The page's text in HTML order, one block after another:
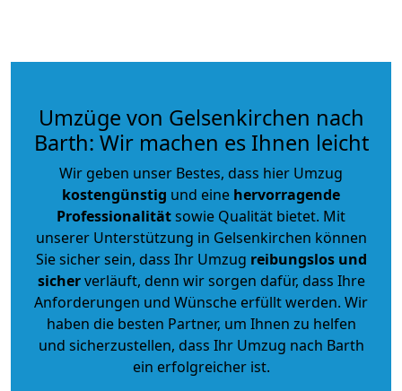
Umzüge von Gelsenkirchen nach
Barth: Wir machen es Ihnen leicht
Wir geben unser Bestes, dass hier Umzug
kostengünstig und eine hervorragende
Professionalitätsowie Qualität bietet. Mit
unserer Unterstützung in Gelsenkirchen können
Sie sicher sein, dass Ihr Umzug reibungslos und
sicherverläuft, denn wir sorgen dafür, dass Ihre
Anforderungen und Wünsche erfüllt werden. Wir
haben die besten Partner, um Ihnen zu helfen
und sicherzustellen, dass Ihr Umzug nach Barth
ein erfolgreicher ist.